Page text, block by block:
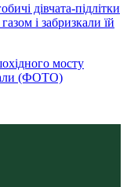
дівчата-підлітки
і забризкали їй
мосту
(ФОТО)